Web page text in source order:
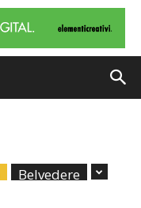
Belvedere